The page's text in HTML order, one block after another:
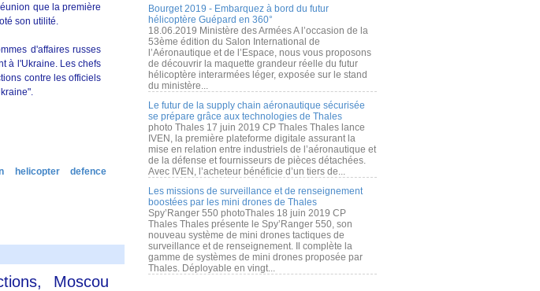
que la première
son utilité.
d'affaires russes
à l'Ukraine. Les chefs
contre les officiels
helicopter
defence
Moscou
Bourget 2019 - Embarquez à bord du futur
hélicoptère Guépard en 360°
18.06.2019 Ministère des Armées A l’occasion de la
53ème édition du Salon International de
l’Aéronautique et de l’Espace, nous vous proposons
de découvrir la maquette grandeur réelle du futur
hélicoptère interarmées léger, exposée sur le stand
du ministère...
Le futur de la supply chain aéronautique sécurisée
se prépare grâce aux technologies de Thales
photo Thales 17 juin 2019 CP Thales Thales lance
IVEN, la première plateforme digitale assurant la
mise en relation entre industriels de l’aéronautique et
de la défense et fournisseurs de pièces détachées.
Avec IVEN, l’acheteur bénéficie d’un tiers de...
Les missions de surveillance et de renseignement
boostées par les mini drones de Thales
Spy’Ranger 550 photoThales 18 juin 2019 CP
Thales Thales présente le Spy’Ranger 550, son
nouveau système de mini drones tactiques de
surveillance et de renseignement. Il complète la
gamme de systèmes de mini drones proposée par
Thales. Déployable en vingt...